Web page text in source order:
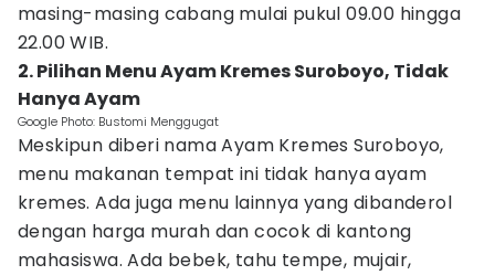
masing-masing cabang mulai pukul 09.00 hingga
22.00 WIB.
2. Pilihan Menu Ayam Kremes Suroboyo, Tidak
Hanya Ayam
Google Photo: Bustomi Menggugat
Meskipun diberi nama Ayam Kremes Suroboyo,
menu makanan tempat ini tidak hanya ayam
kremes. Ada juga menu lainnya yang dibanderol
dengan harga murah dan cocok di kantong
mahasiswa. Ada bebek, tahu tempe, mujair,